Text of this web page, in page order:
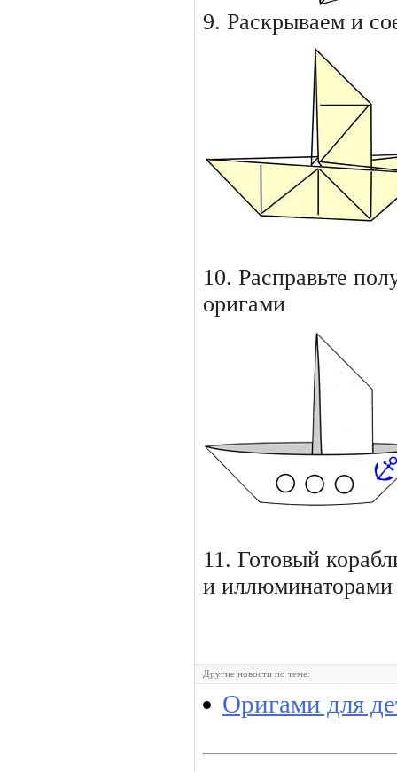
9. Раскрываем и
10. Расправьте
оригами
11. Готовый
и иллюминаторами
Другие новости по теме:
Оригами для